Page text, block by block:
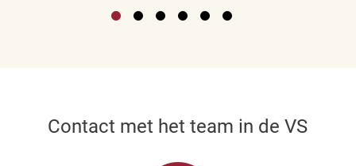
Contact met het team in de VS